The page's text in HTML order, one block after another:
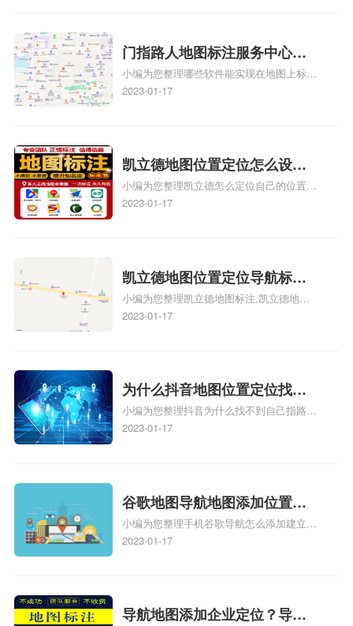
关地图标注知识，详情可查看下方正文！
门指路人地图标注服务中心地
图位置地址标记？门指路人地
图标注服务中心苹果地图位置
小编为您整理哪些软件能实现在地图上标记
门指路人地图标注服务中心位置、门指路人
门指路人地图标注服务中心地址标注上地图
怎么弄相关地图标注知识，详情可查看下方
正文！
2023-01-17
凯立德地图位置定位怎么设置
自己的指路人地图标注服务中
心名？凯立德地图位置定位怎
小编为您整理凯立德怎么定位自己的位置
啊、手机凯立德地图定位怎么设置往上走、
地图标注服务中心铺招牌相关地图标注知
识，详情可查看下方正文！
2023-01-17
凯立德地图位置定位导航标
注？凯立德地图位置定位,导航,
标注？
小编为您整理凯立德地图标注,凯立德地图
标注怎么做啊、凯立德地图标注,凯立德地
相关地图标注知识，详情可查看下方正文！
2023-01-17
为什么抖音地图位置定位找不
到了？抖音为什么找不到当前
定位了？
小编为您整理抖音为什么找不到自己指路人
地图标注服务中心铺的位置、地图位置更新
服务中心位置、抖音突然不显示定位了相关
地图标注知识，详情可查看下方正文！
2023-01-17
谷歌地图导航地图添加位置？
添加谷歌地图导航位置？
小编为您整理手机谷歌导航怎么添加建立多
人位置、如何在地图，谷歌地图添加公司位
2023-01-17
导航地图添加企业定位？导航